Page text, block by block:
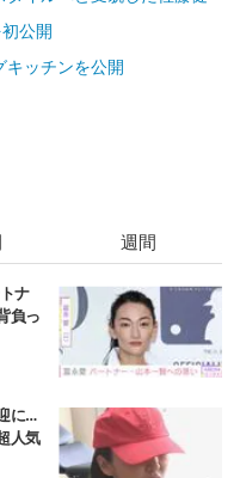
公開
キッチンを公開
週間
ナ
負っ
に…
人気